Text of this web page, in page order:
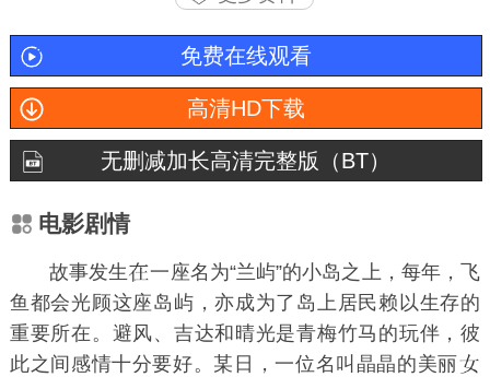
免费在线观看
高清HD下载
无删减加长高清完整版（BT）
电影剧情
故事发生
一座名为“兰屿”的小岛之上，每年，飞
鱼都会光顾这座岛屿，亦成为了岛上居民赖以生存的
重要所在。避风、吉达和晴光是青梅竹马的玩伴，彼
此之间感情十分要好。某日，一位名叫晶晶的美丽